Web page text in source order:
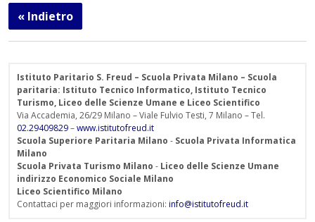
« Indietro
Istituto Paritario S. Freud – Scuola Privata Milano – Scuola
paritaria: Istituto Tecnico Informatico, Istituto Tecnico
Turismo, Liceo delle Scienze Umane e Liceo Scientifico
Via Accademia, 26/29 Milano – Viale Fulvio Testi, 7 Milano – Tel.
02.29409829–www.istitutofreud.it
Scuola Superiore Paritaria Milano - Scuola Privata Informatica
Milano
Scuola Privata Turismo Milano - Liceo delle Scienze Umane
indirizzo Economico Sociale Milano
Liceo Scientifico Milano
Contattaci per maggiori informazioni: info@istitutofreud.it